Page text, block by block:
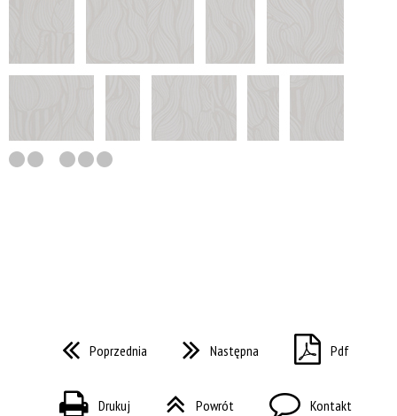
Poprzednia Następna Pdf
Drukuj Powrót Kontakt